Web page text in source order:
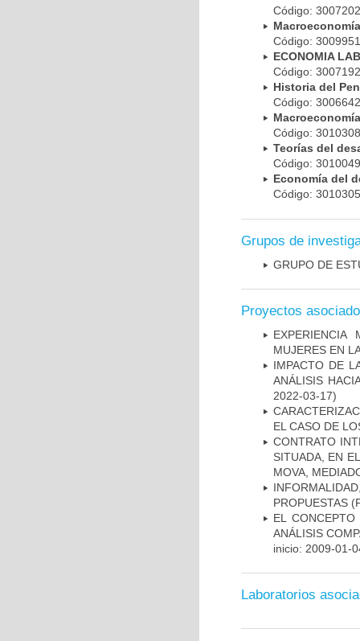
Código:
Código:
ECONOMIA
Código:
Historia del
Código:
Código:
Teorías del
Código:
Economía del
Código:
Grupos de
GRUPO DE
Proyectos
EXPERIENCIA
MUJERES EN
IMPACTO DE
ANÁLISIS
2022-03-17)
EL CASO DE
CONTRATO
SITUADA, EN
MOVA,
PROPUESTAS
EL
ANÁLISIS
inicio: 2009-01-
Laboratorios